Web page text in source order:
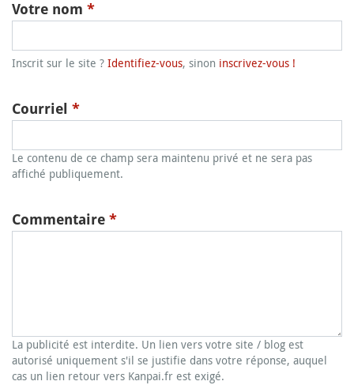
Votre nom *
Inscrit sur le site ? Identifiez-vous, sinon inscrivez-vous !
Courriel *
Le contenu de ce champ sera maintenu privé et ne sera pas
affiché publiquement.
Commentaire *
La publicité est interdite. Un lien vers votre site / blog est
autorisé uniquement s'il se justifie dans votre réponse, auquel
cas un lien retour vers Kanpai.fr est exigé.